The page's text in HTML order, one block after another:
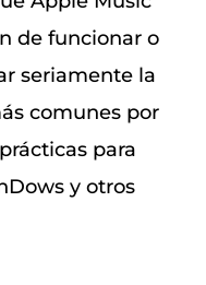
de funcionar o
seriamente la
comunes por
para
y otros